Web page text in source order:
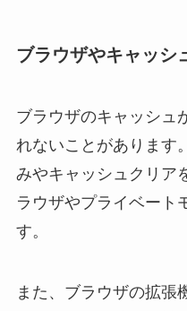
ブラウザやキャッシ
ブラウザのキャッシュ
れないことがあります
みやキャッシュクリア
ラウザやプライベート
す。
また、ブラウザの拡張